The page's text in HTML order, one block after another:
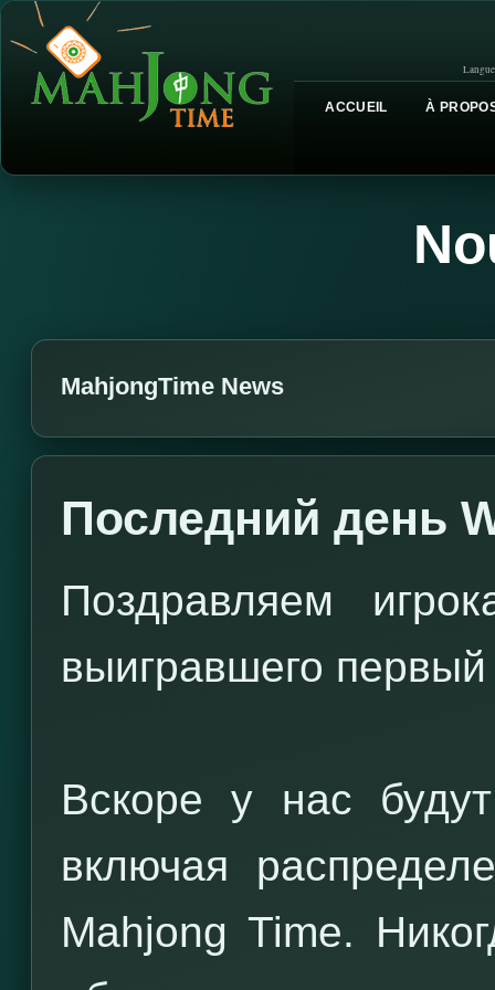
ACCUEIL À
MahjongTime News
Последний день
Поздравляем
выигравшего
Вскоре у нас
включая
Mahjong Time.